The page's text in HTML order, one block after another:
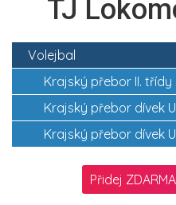
TJ
Volejbal
Krajský přebor II. třídy
Krajský přebor dívek
Krajský přebor dívek
Přidej